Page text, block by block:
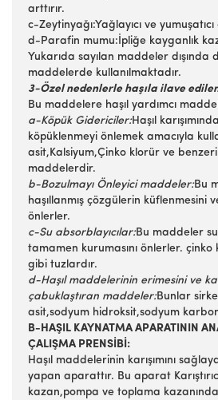
arttırır.
c-Zeytinyağı:Yağlayıcı ve
d-Parafin mumu:İpliğe kayganlık
Yukarıda sayılan maddeler dışında
maddelerde kullanılmaktadır.
3-Özel nedenlerle haşıla ilave
Bu maddelere haşıl yardımcı
a-Köpük Gidericiler:Haşıl
köpüklenmeyi önlemek amacıyla
asit,Kalsiyum,Çinko klorür ve
maddelerdir.
b-Bozulmayı Önleyici maddeler:Bu
haşıllanmış çözgülerin küflenmesini
önlerler.
c-Su absorblayıcılar:Bu maddeler
tamamen kurumasını önlerler.
gibi tuzlardır.
d-Haşıl maddelerinin erimesini ve
çabuklaştıran maddeler:Bunlar
asit,sodyum hidroksit,sodyum
B-HAŞIL KAYNATMA APARATININ
ÇALIŞMA PRENSİBİ:
Haşıl maddelerinin karışımını
yapan aparattır. Bu aparat
kazan,pompa ve toplama